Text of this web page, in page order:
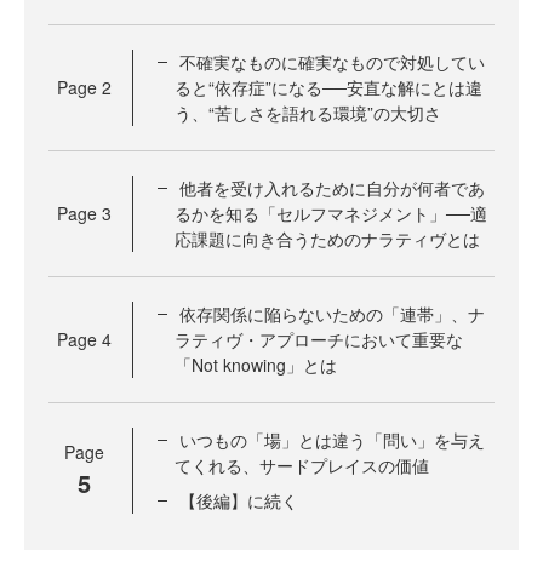
Page 2
不確実なものに確実なもので対処してい
ると“依存症”になる──安直な解にとは違
う、“苦しさを語れる環境”の大切さ
Page 3
他者を受け入れるために自分が何者であ
るかを知る「セルフマネジメント」──適
応課題に向き合うためのナラティヴとは
Page 4
依存関係に陥らないための「連帯」、ナ
ラティヴ・アプローチにおいて重要な
「Not knowing」とは
Page
5
いつもの「場」とは違う「問い」を与え
てくれる、サードプレイスの価値
【後編】に続く